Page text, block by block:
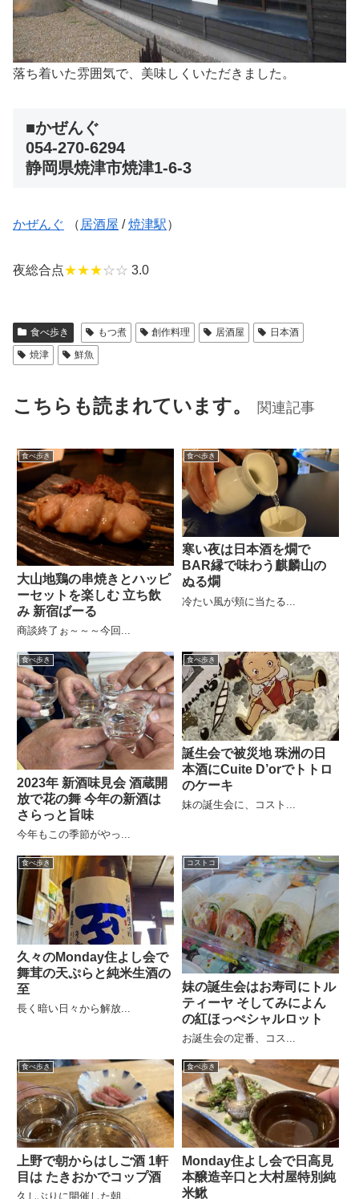
落ち着いた雰囲気で、美味しくいただきました。
■かぜんぐ
054-270-6294
静岡県焼津市焼津1-6-3
かぜんぐ （ 居酒屋 /焼津駅）
夜総合点★★★☆☆ 3.0
食べ歩き もつ煮 創作料理 居酒屋
日本酒
焼津
鮮魚
こちらも読まれています。 関連記事
食べ歩き
大山地鶏の串焼きとハッピ
ーセットを楽しむ 立ち飲
み 新宿ばーる
商談終了ぉ～～～今回...
食べ歩き
寒い夜は日本酒を燗で
BAR縁で味わう麒麟山の
ぬる燗
冷たい風が頬に当たる...
食べ歩き
2023年 新酒味見会 酒蔵開
放で花の舞 今年の新酒は
さらっと旨味
今年もこの季節がやっ...
食べ歩き
誕生会で被災地 珠洲の日
本酒にCuite D’orでトトロ
のケーキ
妹の誕生会に、コスト...
食べ歩き
久々のMonday住よし会で
舞茸の天ぷらと純米生酒の
至
長く暗い日々から解放...
コストコ
妹の誕生会はお寿司にトル
ティーヤ そしてみによん
の紅ほっぺシャルロット
お誕生会の定番、コス...
食べ歩き
上野で朝からはしご酒 1軒
目は たきおかでコップ酒
久しぶりに開催した朝...
食べ歩き
Monday住よし会で日高見
本醸造辛口と大村屋特別純
米鰍